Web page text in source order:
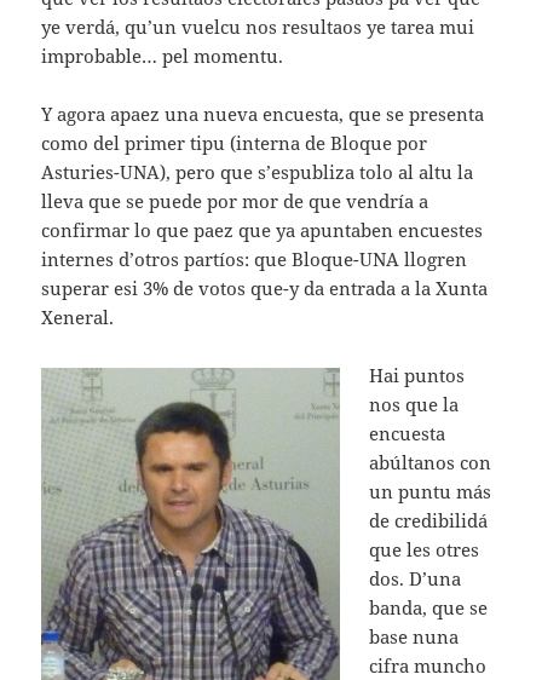
ye verdá, qu’un vuelcu nos resultaos ye tarea mui
improbable… pel momentu.
Y agora apaez una nueva encuesta, que se presenta
como del primer tipu (interna de Bloque por
Asturies-UNA), pero que s’espubliza tolo al altu la
lleva que se puede por mor de que vendría a
confirmar lo que paez que ya apuntaben encuestes
internes d’otros partíos: que Bloque-UNA llogren
superar esi 3% de votos que-y da entrada a la Xunta
Xeneral.
Hai puntos
nos que la
encuesta
abúltanos con
un puntu más
de credibilidá
que les otres
dos. D’una
banda, que se
base nuna
cifra muncho